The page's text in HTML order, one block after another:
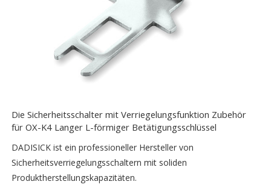
Die Sicherheitsschalter mit Verriegelungsfunktion Zubehör
für OX-K4 Langer L-förmiger Betätigungsschlüssel
DADISICK ist ein professioneller Hersteller von
Sicherheitsverriegelungsschaltern mit soliden
Produktherstellungskapazitäten.